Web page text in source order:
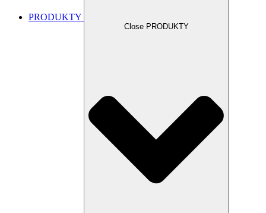
PRODUKTY
Close PRODUKTY